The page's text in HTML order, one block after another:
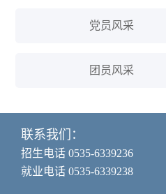
党员风采
团员风采
联系我们：
招生电话 0535-6339236
就业电话 0535-6339238